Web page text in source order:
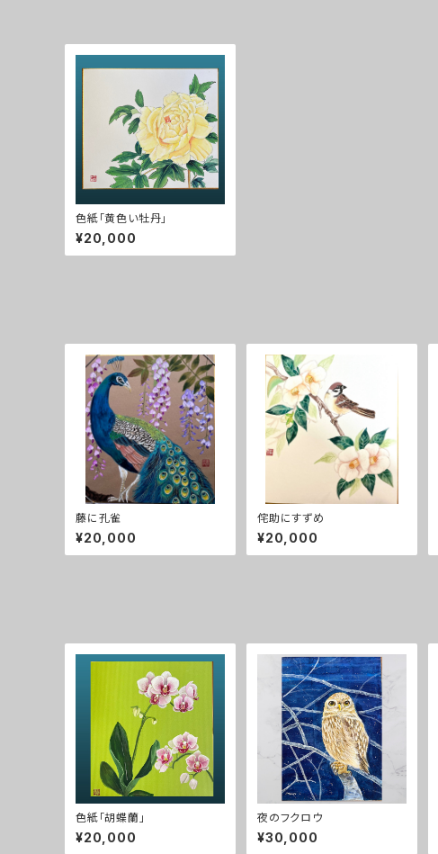
色紙「黄色い牡丹」
¥20,000
藤に孔雀
¥20,000
侘助にすずめ
¥20,000
色紙「胡蝶蘭」
¥20,000
夜のフクロウ
¥30,000